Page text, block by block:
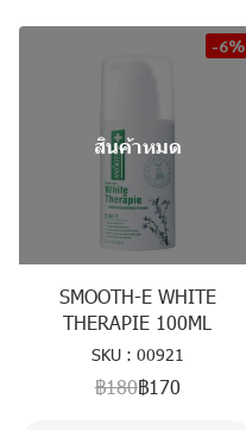
-6%
สินค้าหมด
SMOOTH-E WHITE
THERAPIE 100ML
SKU : 00921
฿180฿170